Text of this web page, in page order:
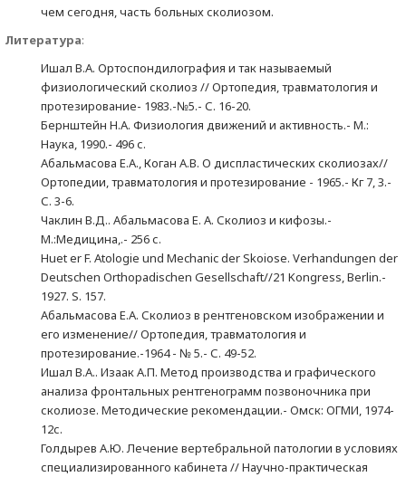
чем сегодня, часть больных сколиозом.
Литература:
Ишал В.А. Ортоспондилография и так называемый
физиологический сколиоз // Ортопедия, травматология и
протезирование- 1983.-№5.- С. 16-20.
Бернштейн Н.А. Физиология движений и активность.- М.:
Наука, 1990.- 496 с.
Абальмасова Е.А., Коган А.В. О диспластических сколиозах//
Ортопедии, травматология и протезирование - 1965.- Кг 7, З.-
С. 3-6.
Чаклин В.Д.. Абальмасова Е. А. Сколиоз и кифозы.-
М.:Медицина,.- 256 с.
Huet er F. Atologie und Mechanic der Skoiose. Verhandungen der
Deutschen Orthopadischen Gesellschaft//21 Kongress, Berlin.-
1927. S. 157.
Абальмасова Е.А. Сколиоз в рентгеновском изображении и
его изменение// Ортопедия, травматология и
протезирование.-1964 - № 5.- С. 49-52.
Ишал В.А.. Изаак А.П. Метод производства и графического
анализа фронтальных рентгенограмм позвоночника при
сколиозе. Методические рекомендации.- Омск: ОГМИ, 1974-
12с.
Голдырев А.Ю. Лечение вертебральной патологии в условиях
специализированного кабинета // Научно-практическая